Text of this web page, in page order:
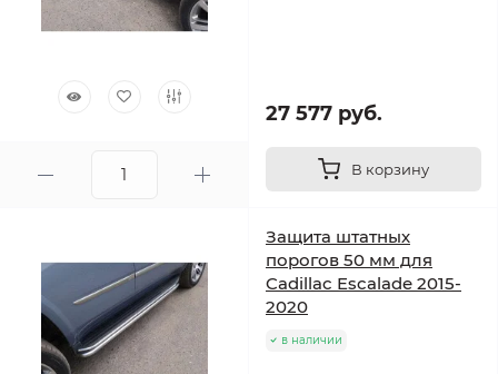
27 577 руб.
В корзину
Защита штатных
порогов 50 мм для
Cadillac Escalade 2015-
2020
в наличии